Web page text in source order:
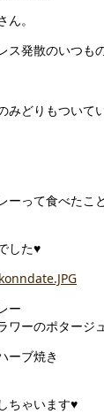
。
発散のいつも
どりもついて
ーって食べたこ
した♥
ー
のポタージ
焼き ・
ちゃいます♥